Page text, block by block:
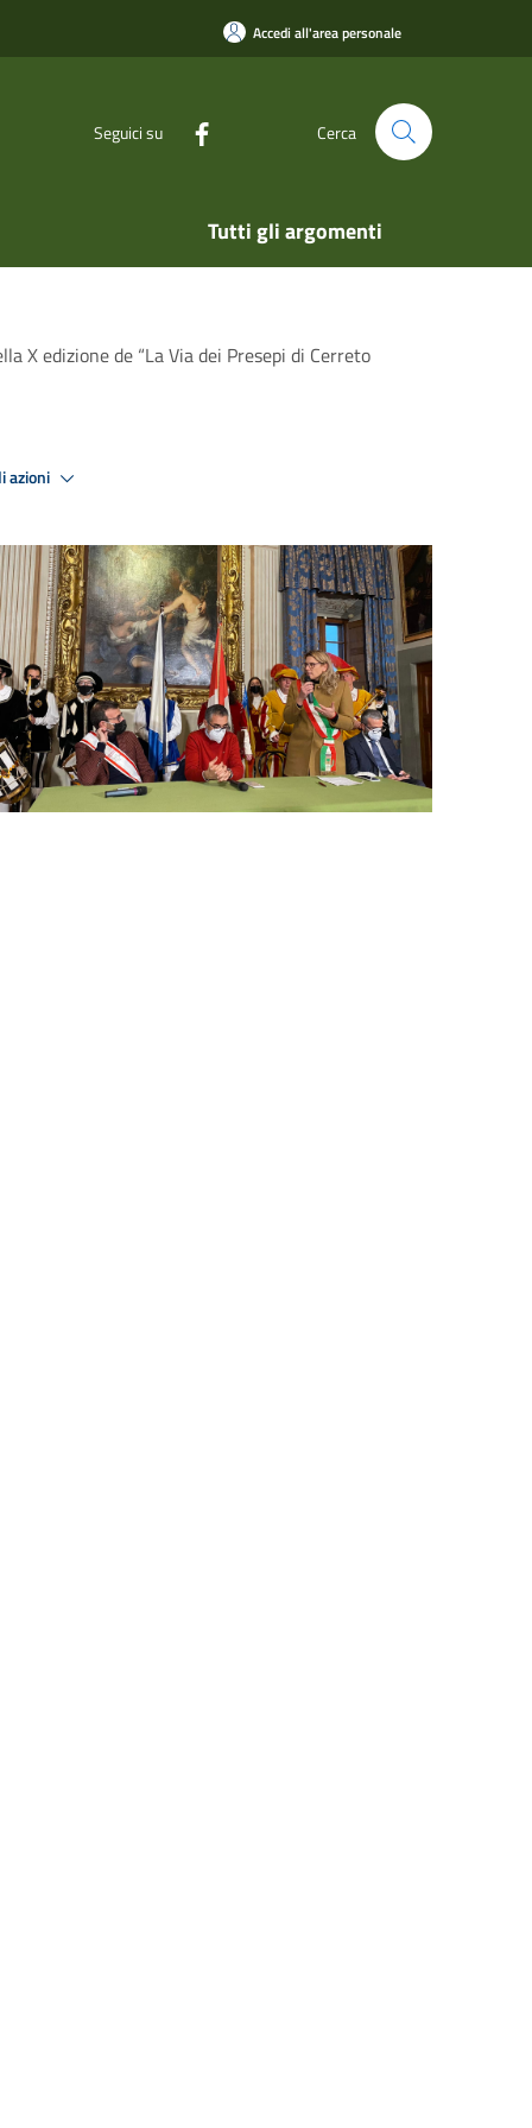
Accedi all'area personale
Seguici su Cerca
Tutti gli argomenti
X edizione de “La Via dei Presepi di Cerreto
azioni